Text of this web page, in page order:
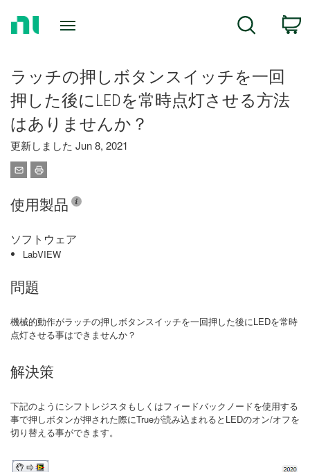
Search
ラッチの押しボタンスイッチを一回
押した後にLEDを常時点灯させる方法
はありませんか？
更新しました Jun 8, 2021
使用製品
ソフトウェア
LabVIEW
問題
機械的動作がラッチの押しボタンスイッチを一回押した後にLEDを常時
点灯させる事はできませんか？
解決策
下記のようにシフトレジスタもしくはフィードバックノードを使用する
事で押しボタンが押された際にTrueが読み込まれるとLEDのオン/オフを
切り替える事ができます。